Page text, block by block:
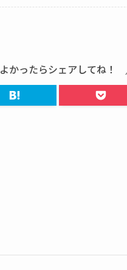
よかったらシェアしてね！